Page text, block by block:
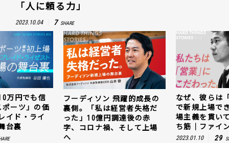
「人に頼る力」
2023.10.04 7 SHARE
躍的成長の
営者失格だ
達後の赤
そして上場
なぜ、彼らは「動画領域」
で新規上場できたのか。現
場主義を貫いて見つけた勝
ち筋｜ファインズ 三輪幸将
2023.01.10
キャッシュ残
じ抜いた「e
値。ウェルプ
ゼスト上場の
2023.03.20 5